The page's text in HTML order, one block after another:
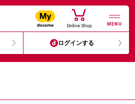
MENU
ログインする